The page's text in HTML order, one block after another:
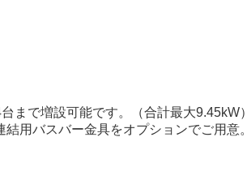
まで増設可能です。（合計最大9.45kW）
用バスバー金具をオプションでご用意。